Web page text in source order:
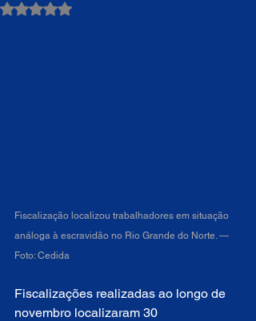
Avaliado com NaN de 5 estrelas.
Fiscalização localizou trabalhadores em situação
análoga à escravidão no Rio Grande do Norte. —
Foto: Cedida
Fiscalizações realizadas ao longo de
novembro localizaram 30